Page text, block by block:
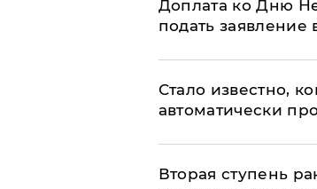
Доплата ко Дню
подать
Стало известно,
автоматически
Вторая ступень